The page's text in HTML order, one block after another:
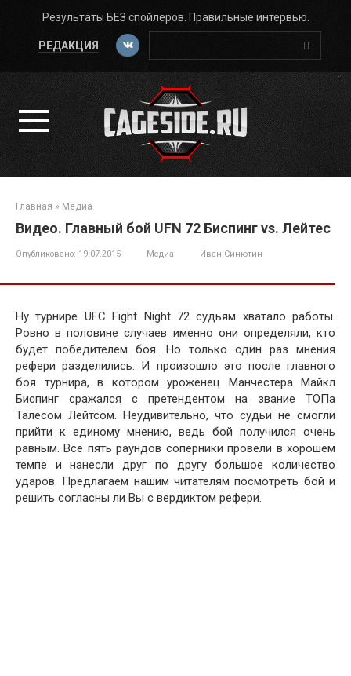
Перейти
контенту
Результаты БЕЗ спойлеров. Правильные интервью.
РЕДАКЦИЯ
Поиск:
Главная » Медиа
Видео. Главный бой UFN 72 Биспинг vs. Лейтес
Опубликовано: 19.07.2015 Медиа Иван Синютин
Ну турнире UFC Fight Night 72 судьям хватало работы.
Ровно в половине случаев именно они определяли, кто
будет победителем боя. Но только один раз мнения
рефери разделились. И произошло это после главного
боя турнира, в котором уроженец Манчестера Майкл
Биспинг сражался с претендентом на звание ТОПа
Талесом Лейтсом. Неудивительно, что судьи не смогли
прийти к единому мнению, ведь бой получился очень
равным. Все пять раундов соперники провели в хорошем
темпе и нанесли друг по другу большое количество
ударов. Предлагаем нашим читателям посмотреть бой и
решить согласны ли Вы с вердиктом рефери.